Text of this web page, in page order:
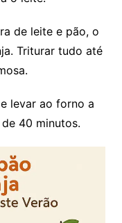
de leite e pão, o
Triturar tudo até
levar ao forno a
40 minutos.